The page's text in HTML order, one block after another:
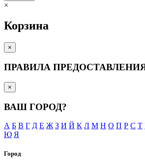
×
Корзина
×
ПРАВИЛА
×
ВАШ ГОРОД?
А Б В Г Д Е Ж З И Й К Л М Н О П Р С Т
Ю Я
Город